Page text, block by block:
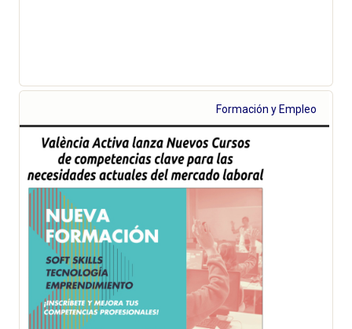
Formación y Empleo